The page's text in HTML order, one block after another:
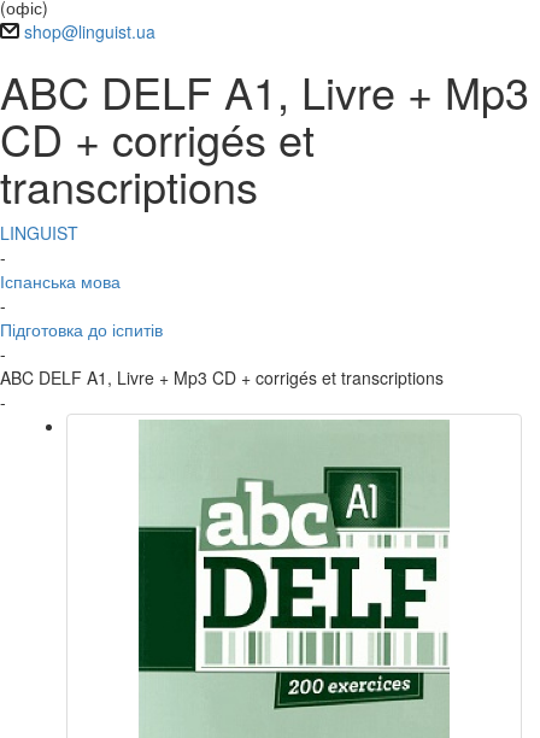
(офіс)
shop@linguist.ua
ABC DELF A1, Livre + Mp3
CD + corrigés et
transcriptions
LINGUIST
-
Іспанська мова
-
Підготовка до іспитів
-
ABC DELF A1, Livre + Mp3 CD + corrigés et transcriptions
-